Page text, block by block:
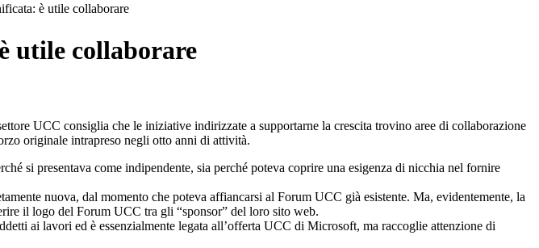
è utile collaborare
utile collaborare
UCC consiglia che le iniziative indirizzate a supportarne la crescita trovino aree di collaborazione
originale intrapreso negli otto anni di attività.
si presentava come indipendente, sia perché poteva coprire una esigenza di nicchia nel fornire
nuova, dal momento che poteva affiancarsi al Forum UCC già esistente. Ma, evidentemente, la
il logo del Forum UCC tra gli “sponsor” del loro sito web.
ai lavori ed è essenzialmente legata all’offerta UCC di Microsoft, ma raccoglie attenzione di